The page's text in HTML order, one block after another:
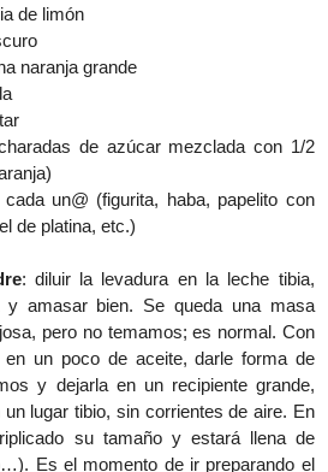
de limón
naranja grande
de azúcar mezclada con 1/2
un@ (figurita, haba, papelito con
de platina, etc.)
: diluir la levadura en la leche tibia,
y amasar bien. Se queda una masa
pero no temamos; es normal. Con
en un poco de aceite, darle forma de
y dejarla en un recipiente grande,
lugar tibio, sin corrientes de aire. En
su tamaño y estará llena de
Es el momento de ir preparando el